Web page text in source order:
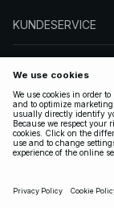
KUNDESERVICE
FØLG OS
GYLDIGE